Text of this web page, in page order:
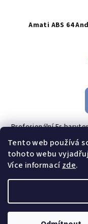
Tento web používá
tohoto webu
Více informacízde.
Profesionální Es
zvonem a
orchestrální